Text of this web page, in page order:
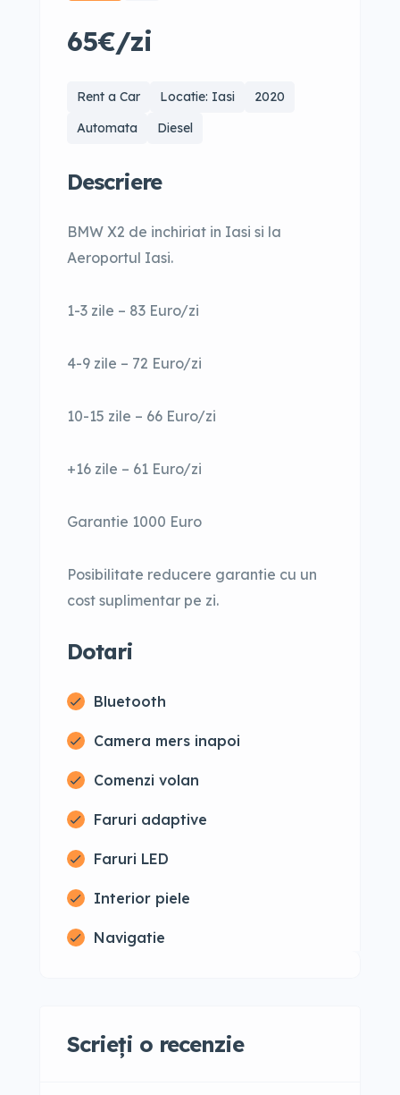
65€/zi
Rent a Car Locatie: Iasi
2020
Automata
Diesel
Descriere
BMW X2 de inchiriat in Iasi si la
Aeroportul Iasi.
1-3 zile – 83 Euro/zi
4-9 zile – 72 Euro/zi
10-15 zile – 66 Euro/zi
+16 zile – 61 Euro/zi
Garantie 1000 Euro
Posibilitate reducere garantie cu un
cost suplimentar pe zi.
Dotari
Bluetooth
Camera mers inapoi
Comenzi volan
Faruri adaptive
Faruri LED
Interior piele
Navigatie
Scrieți o recenzie